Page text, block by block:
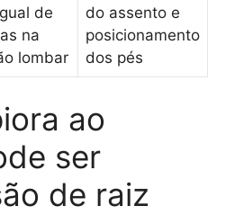
de
na
lombar
do assento e
posicionamento
dos pés
ao
ser
de raiz